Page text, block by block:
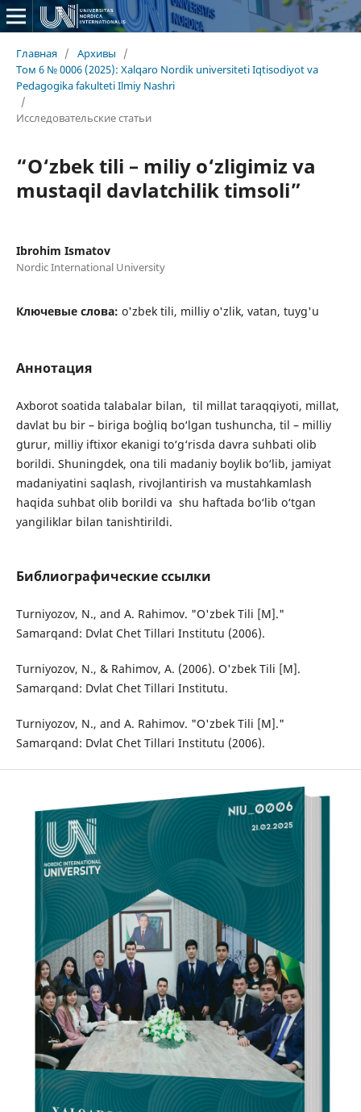
Главная / Архивы
/
Том 6 № 0006 (2025): Xalqaro Nordik universiteti Iqtisodiyot va
Pedagogika fakulteti Ilmiy Nashri
/
Исследовательские статьи
“O‘zbek tili – miliy o‘zligimiz va
mustaqil davlatchilik timsoli”
Ibrohim Ismatov
Nordic International University
Ключевые слова: o'zbek tili, milliy o'zlik, vatan, tuyg'u
Аннотация
Axborot soatida talabalar bilan, til millat taraqqiyoti, millat,
davlat bu bir – biriga bo`gliq bo‘lgan tushuncha, til – milliy
gʻurur, milliy iftixor ekanigi to‘g‘risda davra suhbati olib
borildi. Shuningdek, ona tili madaniy boylik bo‘lib, jamiyat
madaniyatini saqlash, rivojlantirish va mustahkamlash
haqida suhbat olib borildi va shu haftada bo‘lib o‘tgan
yangiliklar bilan tanishtirildi.
Библиографические ссылки
Turniyozov, N., and A. Rahimov. "O'zbek Tili [M]."
Samarqand: Dvlat Chet Tillari Institutu (2006).
Turniyozov, N., & Rahimov, A. (2006). O'zbek Tili [M].
Samarqand: Dvlat Chet Tillari Institutu.
Turniyozov, N., and A. Rahimov. "O'zbek Tili [M]."
Samarqand: Dvlat Chet Tillari Institutu (2006).